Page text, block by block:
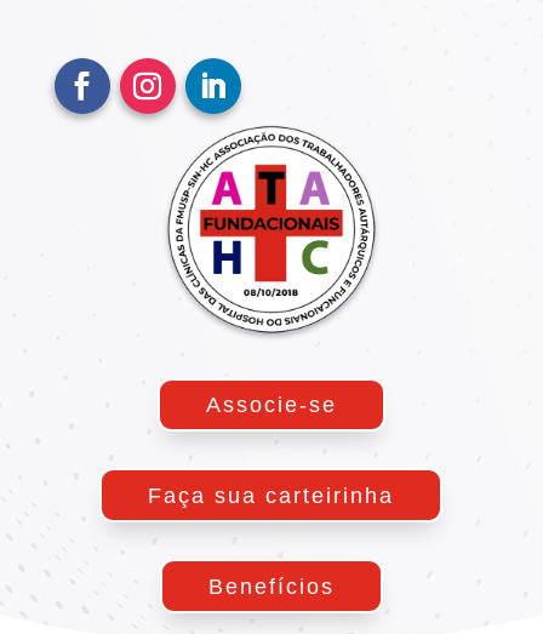
Associe-se
Faça sua carteirinha
Benefícios